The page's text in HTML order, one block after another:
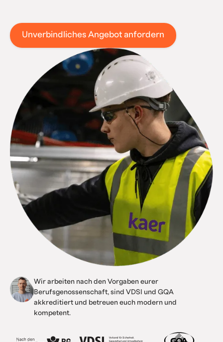
Unverbindliches Angebot anfordern
Wir arbeiten nach den Vorgaben eurer
Berufsgenossenschaft, sind VDSI und GQA
akkreditiert und betreuen euch modern und
kompetent.